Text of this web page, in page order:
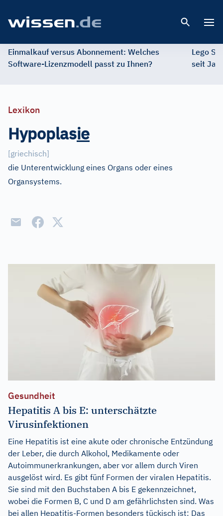
Einmalkauf versus Abonnement: Welches
Software-Lizenzmodell passt zu Ihnen?
Lego
seit
Lexikon
Hypoplasie
[griechisch]
die Unterentwicklung eines Organs oder eines
Organsystems.
Gesundheit
Hepatitis A bis E: unterschätzte
Virusinfektionen
Eine Hepatitis ist eine akute oder chronische Entzündung
der Leber, die durch Alkohol, Medikamente oder
Autoimmunerkrankungen, aber vor allem durch Viren
ausgelöst wird. Es gibt fünf Formen der viralen Hepatitis.
Sie sind mit den Buchstaben A bis E gekennzeichnet,
wobei die Formen B, C und D am gefährlichsten sind. Was
bei allen Hepatitis-Formen besonders tückisch ist: Das